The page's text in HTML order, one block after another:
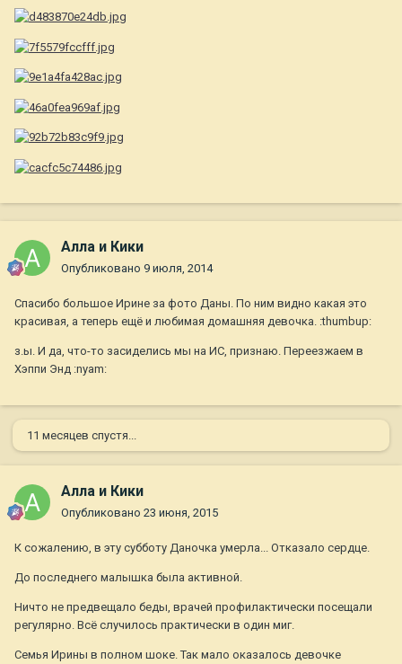
Алла и Кики
Опубликовано 9 июля, 2014
Спасибо большое Ирине за фото Даны. По ним видно какая это
красивая, а теперь ещё и любимая домашняя девочка. :thumbup:
з.ы. И да, что-то засиделись мы на ИС, признаю. Переезжаем в
Хэппи Энд :nyam:
11 месяцев спустя...
Алла и Кики
Опубликовано 23 июня, 2015
К сожалению, в эту субботу Даночка умерла... Отказало сердце.
До последнего малышка была активной.
Ничто не предвещало беды, врачей профилактически посещали
регулярно. Всё случилось практически в один миг.
Семья Ирины в полном шоке. Так мало оказалось девочке